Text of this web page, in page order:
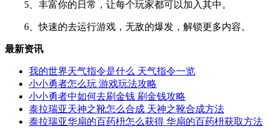
5、丰富你的日常，让每个玩家都可以加入其中。
6、快速的去运行游戏，无敌的爆发，解锁更多内容。
最新资讯
我的世界天气指令是什么 天气指令一览
小小勇者怎么玩 游戏玩法攻略
小小勇者中如何去刷金钱 刷金钱攻略
泰拉瑞亚天神之靴怎么合成 天神之靴合成方法
泰拉瑞亚华扇的百药枡怎么获得 华扇的百药枡获取方法